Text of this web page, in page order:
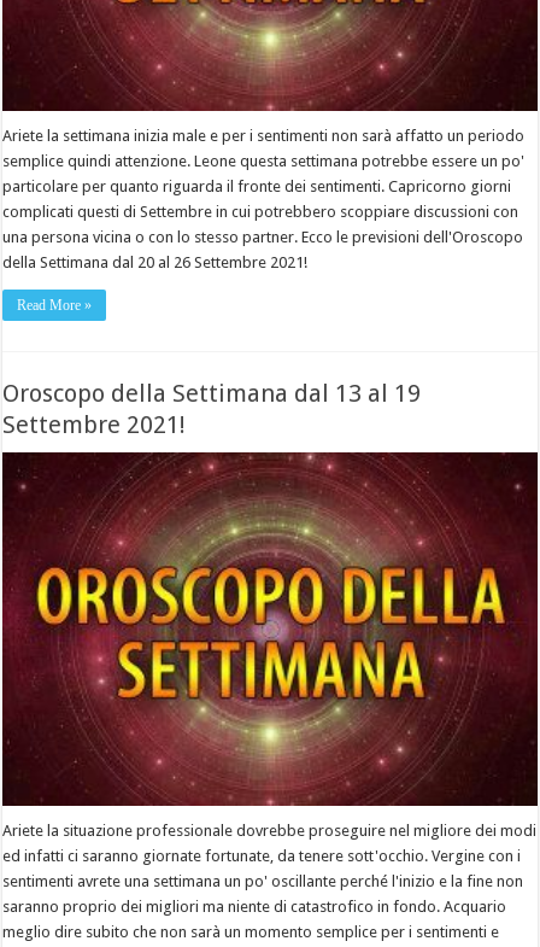
Ariete la settimana inizia male e per i sentimenti non sarà affatto un periodo
semplice quindi attenzione. Leone questa settimana potrebbe essere un po'
particolare per quanto riguarda il fronte dei sentimenti. Capricorno giorni
complicati questi di Settembre in cui potrebbero scoppiare discussioni con
una persona vicina o con lo stesso partner. Ecco le previsioni dell'Oroscopo
della Settimana dal 20 al 26 Settembre 2021!
Read More »
Oroscopo della Settimana dal 13 al 19
Settembre 2021!
Ariete la situazione professionale dovrebbe proseguire nel migliore dei modi
ed infatti ci saranno giornate fortunate, da tenere sott'occhio. Vergine con i
sentimenti avrete una settimana un po' oscillante perché l'inizio e la fine non
saranno proprio dei migliori ma niente di catastrofico in fondo. Acquario
meglio dire subito che non sarà un momento semplice per i sentimenti e